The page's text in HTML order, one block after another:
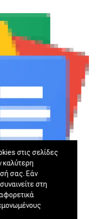
στις σελίδες
καλύτερη
σας. Εάν
στη